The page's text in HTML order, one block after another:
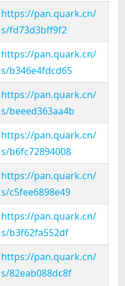
https://pan.quark.cn/
s/fd73d3bff9f2
https://pan.quark.cn/
s/b346e4fdcd65
https://pan.quark.cn/
s/beeed363aa4b
https://pan.quark.cn/
s/b6fc72894008
https://pan.quark.cn/
s/c5fee6898e49
https://pan.quark.cn/
s/b3f62fa552df
https://pan.quark.cn/
s/82eab088dc8f